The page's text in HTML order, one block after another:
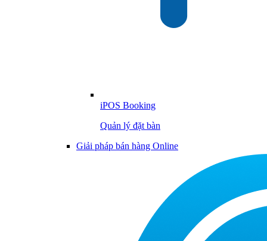
iPOS Booking
Quản lý đặt bàn
Giải pháp bán hàng Online